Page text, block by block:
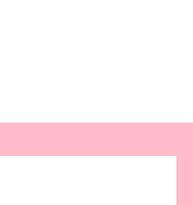
Zoom